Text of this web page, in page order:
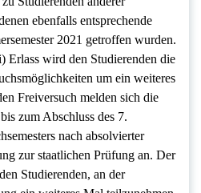
ebenfalls entsprechende
2021 getroffen wurden.
Erlass wird den Studierenden die
um ein weiteres
Freiversuch melden sich die
zum Abschluss des 7.
nach absolvierter
zur staatlichen Prüfung an. Der
Studierenden, an der